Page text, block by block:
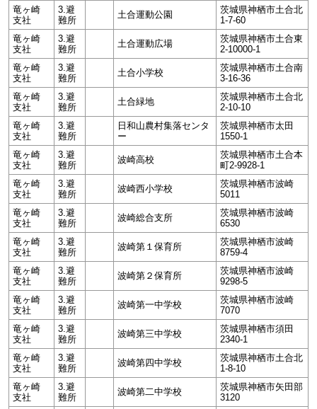
竜ヶ崎
支社
3.避
難所
土合運動公園
茨城県神栖市土合北
1-7-60
竜ヶ崎
支社
3.避
難所
土合運動広場
茨城県神栖市土合東
2-10000-1
竜ヶ崎
支社
3.避
難所
土合小学校
茨城県神栖市土合南
3-16-36
竜ヶ崎
支社
3.避
難所
土合緑地
茨城県神栖市土合北
2-10-10
竜ヶ崎
支社
3.避
難所
日和山農村集落センタ
ー
茨城県神栖市太田
1550-1
竜ヶ崎
支社
3.避
難所
波崎高校
茨城県神栖市土合本
町2-9928-1
竜ヶ崎
支社
3.避
難所
波崎西小学校
茨城県神栖市波崎
5011
竜ヶ崎
支社
3.避
難所
波崎総合支所
茨城県神栖市波崎
6530
竜ヶ崎
支社
3.避
難所
波崎第１保育所
茨城県神栖市波崎
8759-4
竜ヶ崎
支社
3.避
難所
波崎第２保育所
茨城県神栖市波崎
9298-5
竜ヶ崎
支社
3.避
難所
波崎第一中学校
茨城県神栖市波崎
7070
竜ヶ崎
支社
3.避
難所
波崎第三中学校
茨城県神栖市須田
2340-1
竜ヶ崎
支社
3.避
難所
波崎第四中学校
茨城県神栖市土合北
1-8-10
竜ヶ崎
支社
3.避
難所
波崎第二中学校
茨城県神栖市矢田部
3120